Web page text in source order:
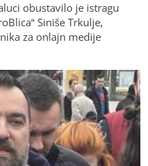
obustavilo je istragu
Siniše Trkulje,
za onlajn medije